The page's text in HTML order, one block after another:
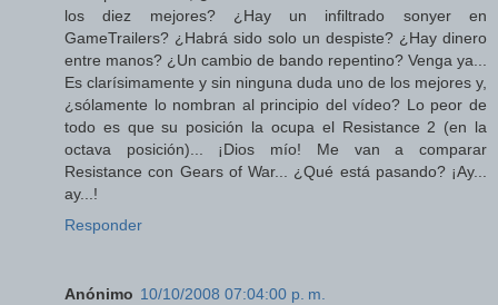
los diez mejores? ¿Hay un infiltrado sonyer en
GameTrailers? ¿Habrá sido solo un despiste? ¿Hay dinero
entre manos? ¿Un cambio de bando repentino? Venga ya...
Es clarísimamente y sin ninguna duda uno de los mejores y,
¿sólamente lo nombran al principio del vídeo? Lo peor de
todo es que su posición la ocupa el Resistance 2 (en la
octava posición)... ¡Dios mío! Me van a comparar
Resistance con Gears of War... ¿Qué está pasando? ¡Ay...
ay...!
Responder
Anónimo 10/10/2008 07:04:00 p. m.